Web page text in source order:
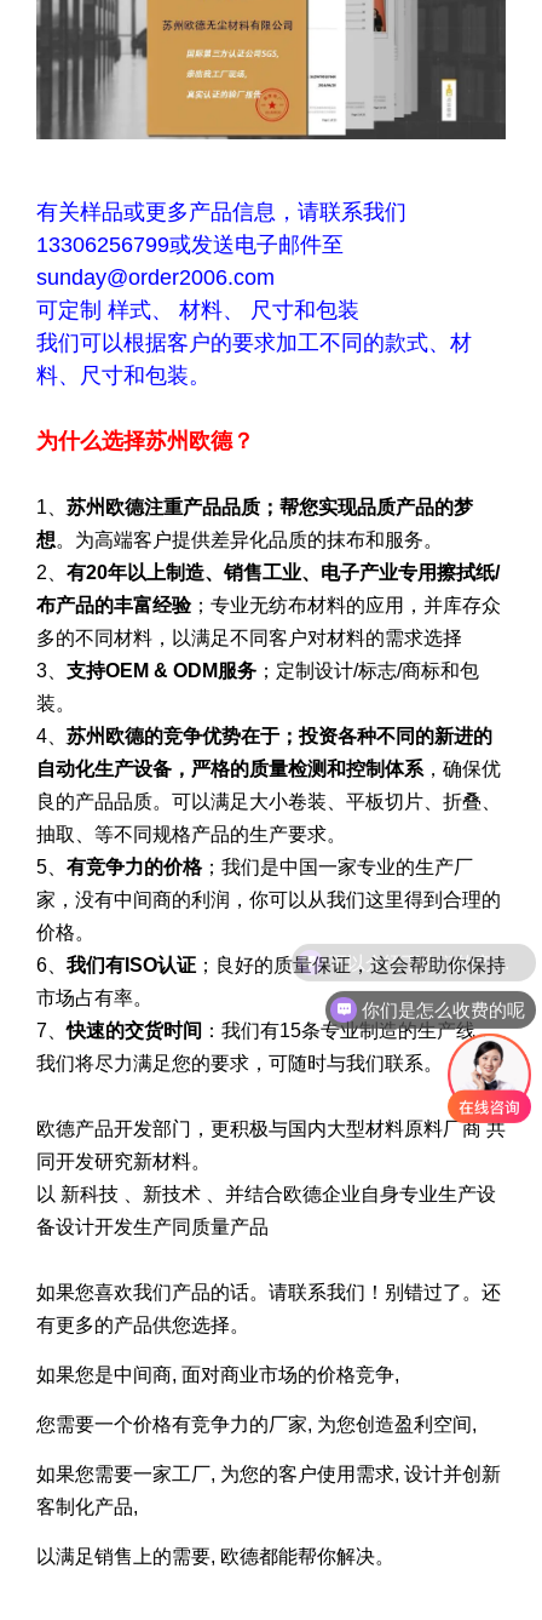
有关样品或更多产品信息，请联系我们
13306256799或发送电子邮件至
sunday@order2006.com
可定制 样式、 材料、 尺寸和包装
我们可以根据客户的要求加工不同的款式、材
料、尺寸和包装。
为什么选择苏州欧德？
1、 苏州欧德注重产品品质；帮您实现品质产品的梦
想。为高端客户提供差异化品质的抹布和服务。
2、 有20年以上制造、销售工业、电子产业专用擦拭纸/
布产品的丰富经验；专业无纺布材料的应用，并库存众
多的不同材料，以满足不同客户对材料的需求选择
3、 支持OEM & ODM服务 ；定制设计/标志/商标和包
装。
4、 苏州欧德的竞争优势在于；投资各种不同的新进的
自动化生产设备，严格的质量检测和控制体系 ，确保优
良的产品品质。可以满足大小卷装、平板切片、折叠、
抽取、等不同规格产品的生产要求。
5、 有竞争力的价格；我们是中国一家专业的生产厂
家，没有中间商的利润，你可以从我们这里得到合理的
价格。
6、 我们有ISO认证 ；良好的质量保证，这会帮助你保持
市场占有率。
7、快速的交货时间 ：我们有15条专业制造的生产线，
我们将尽力满足您的要求，可随时与我们联系。
欧德产品开发部门，更积极与国内大型材料原料厂商 共
同开发研究新材料。
以 新科技 、新技术 、并结合欧德企业自身专业生产设
备设计开发生产同质量产品
如果您喜欢我们产品的话。请联系我们！别错过了。还
有更多的产品供您选择。
如果您是中间商, 面对商业市场的价格竞争,
您需要一个价格有竞争力的厂家, 为您创造盈利空间,
如果您需要一家工厂, 为您的客户使用需求, 设计并创新
客制化产品,
以满足销售上的需要, 欧德都能帮你解决。
你们是怎么收费的呢